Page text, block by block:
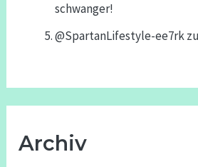
schwanger!
@SpartanLifestyle-ee7rkzu
Archiv